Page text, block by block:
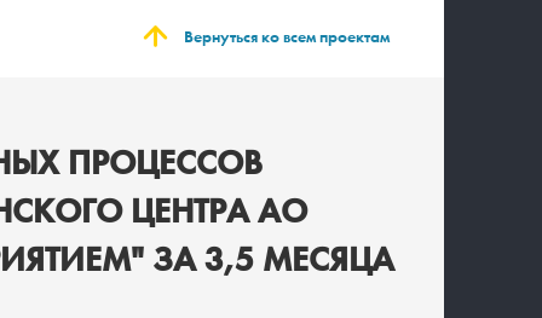
Вернуться ко всем проектам
ПРОЦЕССОВ
ЦЕНТРА АО
ЗА 3,5 МЕСЯЦА